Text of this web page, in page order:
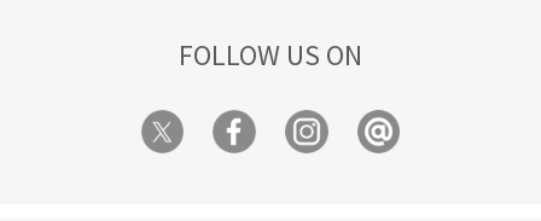
FOLLOW US ON